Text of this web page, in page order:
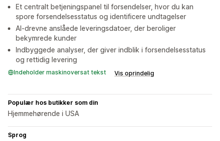
Et centralt betjeningspanel til forsendelser, hvor du kan
spore forsendelsesstatus og identificere undtagelser
AI-drevne anslåede leveringsdatoer, der beroliger
bekymrede kunder
Indbyggede analyser, der giver indblik i forsendelsesstatus
og rettidig levering
Indeholder maskinoversat tekst Vis oprindelig
Populær hos butikker som din
Hjemmehørende i USA
Sprog